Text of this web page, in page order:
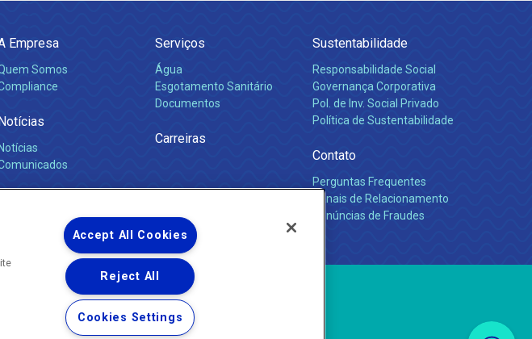
Empresa
Somos
Notícias
Notícias
Serviços
Água
Esgotamento Sanitário
Documentos
Carreiras
Sustentabilidade
Responsabilidade Social
Governança Corporativa
Pol. de Inv. Social Privado
Política de Sustentabilidade
Contato
Perguntas Frequentes
Canais de Relacionamento
Denúncias de Fraudes
- Todos os Direitos Reservados.
Accept All Cookies
Reject All
Cookies Settings